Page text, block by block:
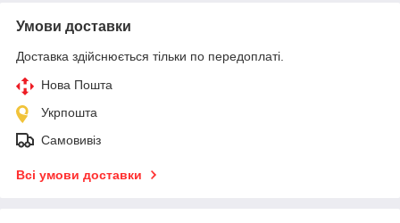
Умови доставки
Доставка здійснюється тільки по передоплаті.
Нова Пошта
Укрпошта
Самовивіз
Всі умови доставки